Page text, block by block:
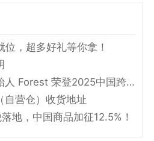
，超多好礼等你拿！
喜讯！大森林物流创始人 Forest 荣登2025中国跨境电商物流名人堂！
自营仓）收货地址
地，中国商品加征12.5%！